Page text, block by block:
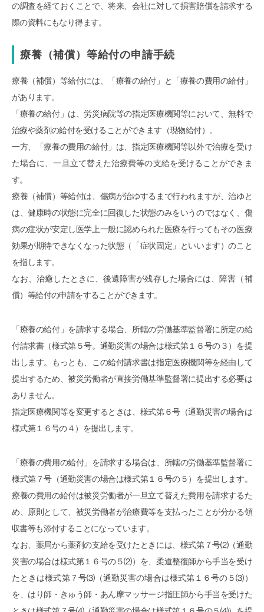
の調査を経ておくことで、将来、会社に対して損害賠償を請求する
際の資料にもなり得ます。
療養（補償）等給付の申請手続
療養（補償）等給付には、「療養の給付」と「療養の費用の給付」
があります。
「療養の給付」は、労災病院等の指定医療機関等において、無料で
治療や薬剤の給付を受けることができます（現物給付）。
一方、「療養の費用の給付」は、指定医療機関等以外で治療を受け
た場合に、一旦立て替えた治療費等の支給を受けることができま
す。
療養（補償）等給付は、傷病が治ゆするまで行われますが、治ゆと
は、健康時の状態に完全に回復した状態のみをいうのではなく、傷
病の症状が安定し医学上一般に認められた医療を行ってもその医療
効果が期待できなくなった状態（「症状固定」といいます）のこと
を指します。
なお、治癒したときに、後遺障害が残存した場合には、障害（補
償）等給付の申請をすることができます。
「療養の給付」を請求する場合、所轄の労働基準監督署に所定の給
付請求書（様式第５号。通勤災害の場合は様式第１６号の３）を提
出します。もっとも、この給付請求書は指定医療機関等を経由して
提出するため、被災労働者が直接労働基準監督署に提出する必要は
ありません。
指定医療機関等を変更するときは、様式第６号（通勤災害の場合は
様式第１６号の４）を提出します。
「療養の費用の給付」を請求する場合は、所轄の労働基準監督署に
様式第７号（通勤災害の場合は様式第１６号の５）を提出します。
療養の費用の給付は被災労働者が一旦立て替えた費用を請求するた
め、原則として、被災労働者が治療費等を支払ったことが分かる領
収書等も添付することになっています。
なお、薬局から薬剤の支給を受けたときには、様式第７号⑵（通勤
災害の場合は様式第１６号の５⑵）を、柔道整復師から手当を受け
たときは様式第７号⑶（通勤災害の場合は様式第１６号の５⑶）
を、はり師・きゅう師・あん摩マッサージ指圧師から手当を受けた